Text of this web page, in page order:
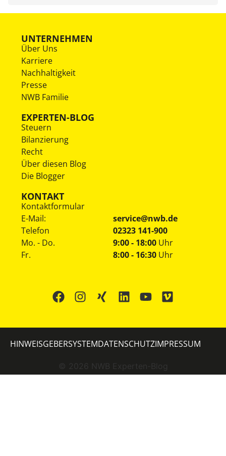
UNTERNEHMEN
Über Uns
Karriere
Nachhaltigkeit
Presse
NWB Familie
EXPERTEN-BLOG
Steuern
Bilanzierung
Recht
Über diesen Blog
Die Blogger
KONTAKT
Kontaktformular
E-Mail:
service@nwb.de
Telefon
02323 141-900
Mo. - Do.
Fr.
9:00 - 18:00 Uhr
8:00 - 16:30 Uhr
© 2026 NWB Experten-Blog
HINWEISGEBERSYSTEMDATENSCHUTZIMPRESSUM